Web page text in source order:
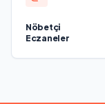
Nöbetçi
Eczaneler